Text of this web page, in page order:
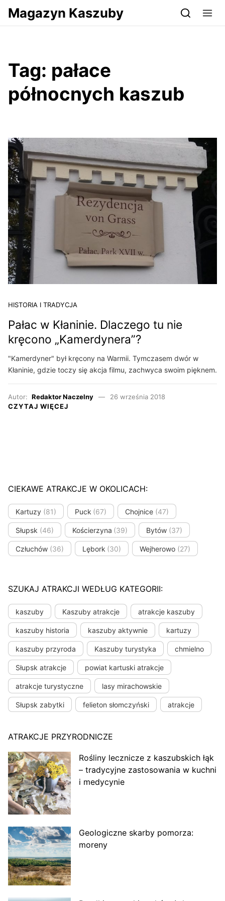
Przejdź do serwisu magazynkaszuby.pl
Magazyn Kaszuby
Tag: pałace
północnych kaszub
HISTORIA I TRADYCJA
Pałac w Kłaninie. Dlaczego tu nie
kręcono „Kamerdynera”?
"Kamerdyner" był kręcony na Warmii. Tymczasem dwór w
Kłaninie, gdzie toczy się akcja filmu, zachwyca swoim pięknem.
Autor: Redaktor Naczelny
26 września 2018
CZYTAJ WIĘCEJ
CIEKAWE ATRAKCJE W OKOLICACH:
Kartuzy (81) Puck (67) Chojnice (47)
Słupsk (46) Kościerzyna (39) Bytów (37)
Człuchów (36) Lębork (30) Wejherowo (27)
SZUKAJ ATRAKCJI WEDŁUG KATEGORII:
kaszuby Kaszuby atrakcje atrakcje kaszuby
kaszuby historia kaszuby aktywnie kartuzy
kaszuby przyroda Kaszuby turystyka chmielno
Słupsk atrakcje powiat kartuski atrakcje
atrakcje turystyczne lasy mirachowskie
Słupsk zabytki felieton słomczyński atrakcje
ATRAKCJE PRZYRODNICZE
Rośliny lecznicze z kaszubskich łąk
– tradycyjne zastosowania w kuchni
i medycynie
Geologiczne skarby pomorza:
moreny